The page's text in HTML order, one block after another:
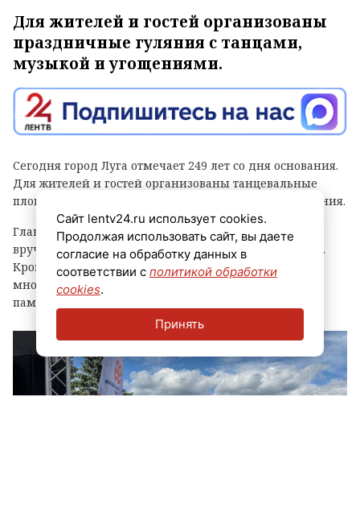
Для жителей и гостей организованы
праздничные гуляния с танцами,
музыкой и угощениями.
Сегодня город Луга отмечает 249 лет со дня основания.
Для жителей и гостей организованы танцевальные
площадки, выступления духовых оркестров и угощения.
Главным событием праздника стала церемония
вручения знака «Почетный гражданин города Луга».
Кроме того, региональные власти отметили
многодетные семьи муниципалитета, вручив им
памятные награды и благодарственные письма.
Сайт lentv24.ru использует cookies.
Продолжая использовать сайт, вы даете
согласие на обработку данных в
соответствии с политикой обработки
cookies.
Принять